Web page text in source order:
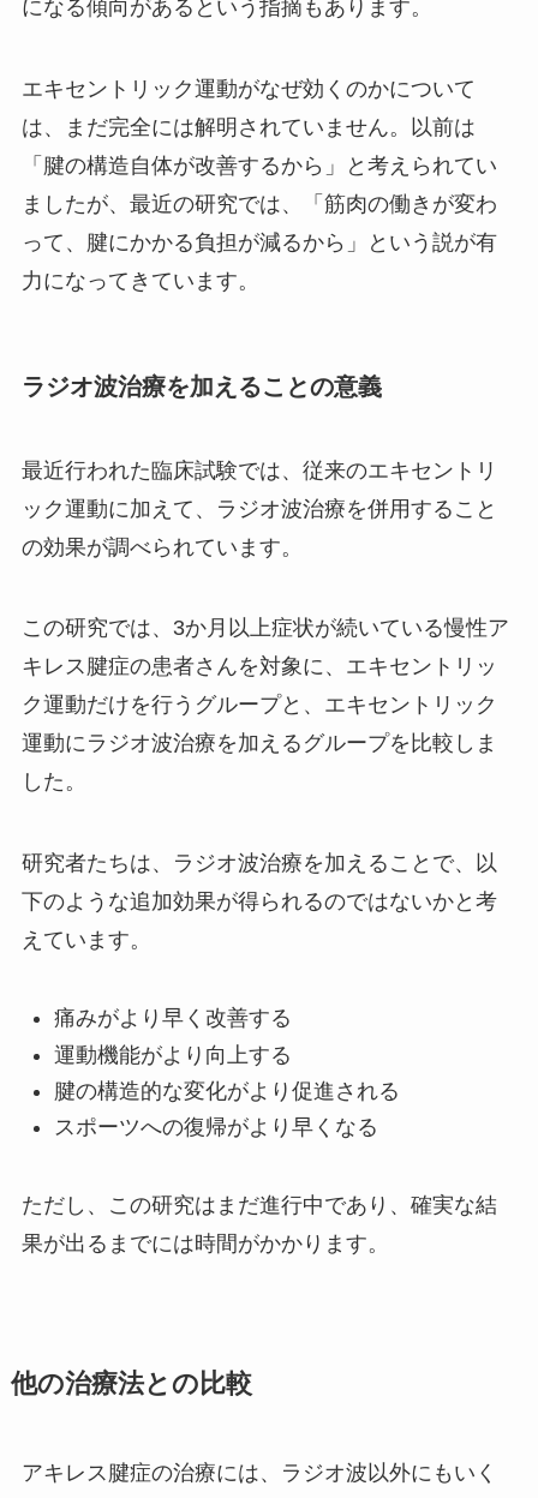
になる傾向があるという指摘もあります。
エキセントリック運動がなぜ効くのかについて
は、まだ完全には解明されていません。以前は
「腱の構造自体が改善するから」と考えられてい
ましたが、最近の研究では、「筋肉の働きが変わ
って、腱にかかる負担が減るから」という説が有
力になってきています。
ラジオ波治療を加えることの意義
最近行われた臨床試験では、従来のエキセントリ
ック運動に加えて、ラジオ波治療を併用すること
の効果が調べられています。
この研究では、3か月以上症状が続いている慢性ア
キレス腱症の患者さんを対象に、エキセントリッ
ク運動だけを行うグループと、エキセントリック
運動にラジオ波治療を加えるグループを比較しま
した。
研究者たちは、ラジオ波治療を加えることで、以
下のような追加効果が得られるのではないかと考
えています。
痛みがより早く改善する
運動機能がより向上する
腱の構造的な変化がより促進される
スポーツへの復帰がより早くなる
ただし、この研究はまだ進行中であり、確実な結
果が出るまでには時間がかかります。
他の治療法との比較
アキレス腱症の治療には、ラジオ波以外にもいく